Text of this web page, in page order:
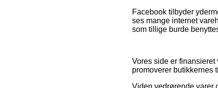
Facebook tilbyder
ses mange internet
som tillige burde
Vores side er
promoverer butikkernes
Viden vedrørende varer